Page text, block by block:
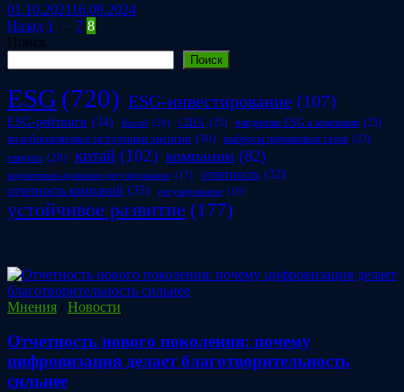
01.10.202116.09.2024
Пагинация
записей
Назад 1 … 7 8
Поиск
Поиск
ESG (720) ESG-инвестирование (107)
ESG-рейтинги (34) Китай (20) США (25) внедрение ESG в компании (23)
возобновляемые источники энергии (30) выбросы парниковых газов (23)
европа (28) китай (102) компании (82)
нормативно-правовое регулирование (17) отчетность (32)
отчетность компаний (35) регулирование (19)
устойчивое развитие (177)
Мнения / Новости
Отчетность нового поколения: почему
цифровизация делает благотворительность
сильнее